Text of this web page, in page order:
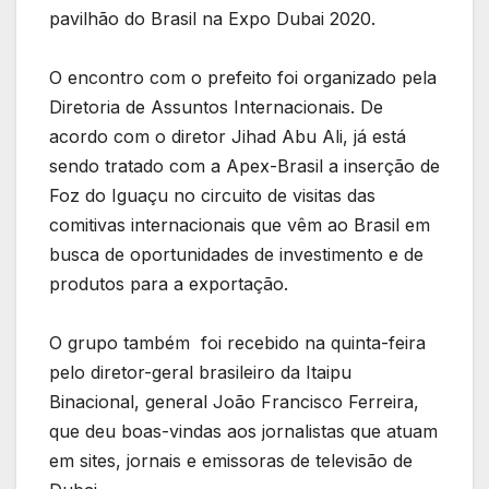
pavilhão do Brasil na Expo Dubai 2020.
O encontro com o prefeito foi organizado pela
Diretoria de Assuntos Internacionais. De
acordo com o diretor Jihad Abu Ali, já está
sendo tratado com a Apex-Brasil a inserção de
Foz do Iguaçu no circuito de visitas das
comitivas internacionais que vêm ao Brasil em
busca de oportunidades de investimento e de
produtos para a exportação.
O grupo também foi recebido na quinta-feira
pelo diretor-geral brasileiro da Itaipu
Binacional, general João Francisco Ferreira,
que deu boas-vindas aos jornalistas que atuam
em sites, jornais e emissoras de televisão de